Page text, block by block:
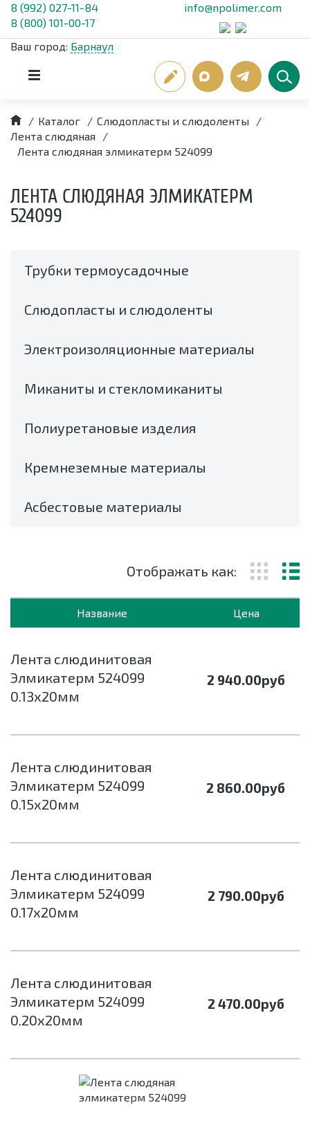
8 (992) 027-11-84
8 (800) 101-00-17
info@npolimer.com
Ваш город: Барнаул
/ Каталог / Слюдопласты и слюдоленты
/
Лента слюдяная
/
Лента слюдяная элмикатерм 524099
ЛЕНТА СЛЮДЯНАЯ ЭЛМИКАТЕРМ
524099
Отображать как:
Название Цена
Лента слюдинитовая
Элмикатерм 524099
0.13х20мм
2 940.00руб
Лента слюдинитовая
Элмикатерм 524099
0.15х20мм
2 860.00руб
Лента слюдинитовая
Элмикатерм 524099
0.17х20мм
2 790.00руб
Лента слюдинитовая
Элмикатерм 524099
0.20х20мм
2 470.00руб
Трубки термоусадочные
Слюдопласты и слюдоленты
Электроизоляционные материалы
Миканиты и стекломиканиты
Полиуретановые изделия
Кремнеземные материалы
Асбестовые материалы